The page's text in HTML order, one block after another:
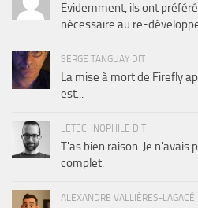
Evidemment, ils ont
nécessaire au re-
SERGE TANGUAY DIT
La mise à mort de Firefly
est...
LETECHNOPHILE DIT
T'as bien raison. Je n'avais
complet.
ALEXANDRE VALLIÈRES-LAGACÉ